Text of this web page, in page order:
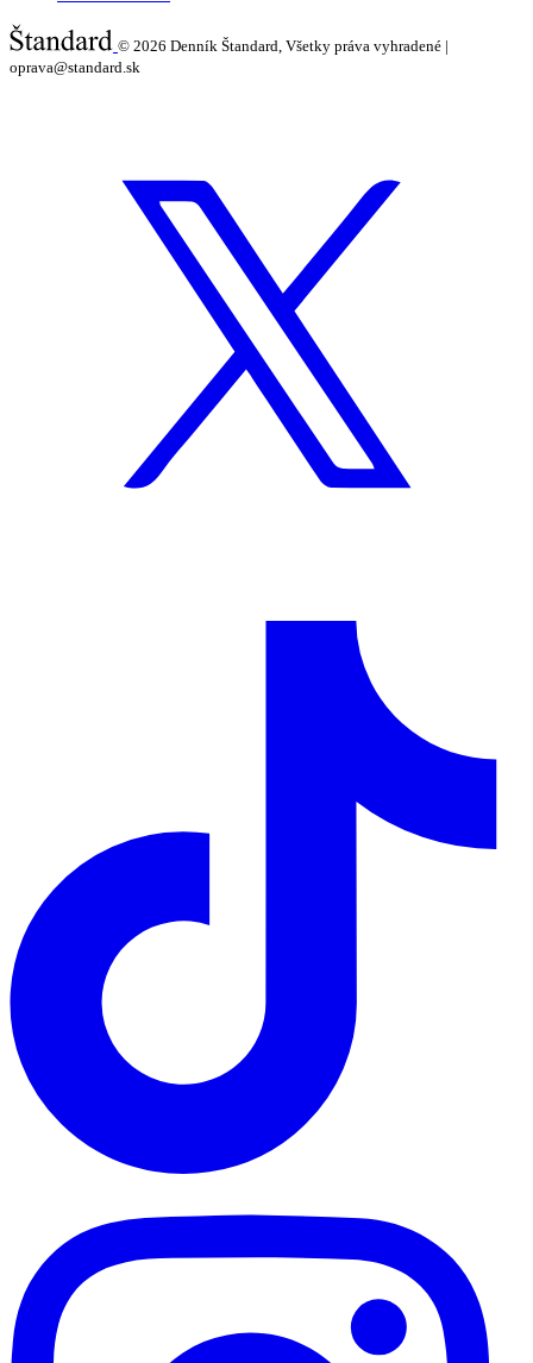
© 2026 Denník Štandard, Všetky práva vyhradené |
oprava@standard.sk